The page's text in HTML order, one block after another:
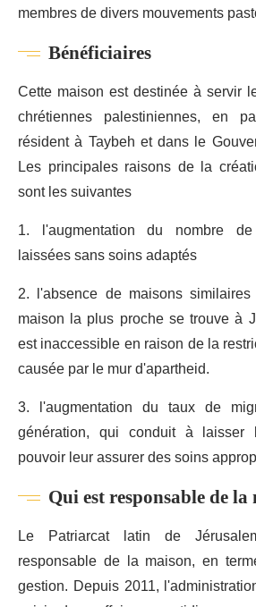
membres de divers mouvements
Bénéficiaires
Cette maison est destinée à servir
chrétiennes palestiniennes, en
résident à Taybeh et dans le
Les principales raisons de la
sont les suivantes
1. l'augmentation du nombre
laissées sans soins adaptés
2. l'absence de maisons
maison la plus proche se trouve à
est inaccessible en raison de la
causée par le mur d'apartheid.
3. l'augmentation du taux de
génération, qui conduit à laisser
pouvoir leur assurer des soins
Qui est responsable de la
Le Patriarcat latin de
responsable de la maison, en
gestion. Depuis 2011,